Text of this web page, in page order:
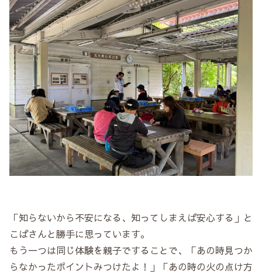
「知らないから不安になる、知ってしまえば安心する」と
こばさんと勝手に思っています。
もう一つは同じ体験を親子ですることで、「あの時見つか
らなかったポイントみつけたよ！」「あの時の火の点け方